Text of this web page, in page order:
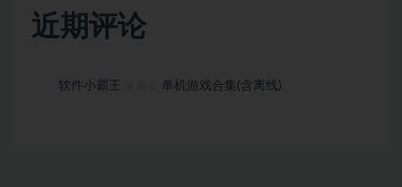
近期评论
软件小霸王 单机游戏合集(含离线)